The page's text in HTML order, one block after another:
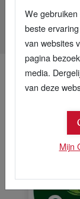
Is uitstel
We
beste
van websites
pagina
media.
van deze
Mijn